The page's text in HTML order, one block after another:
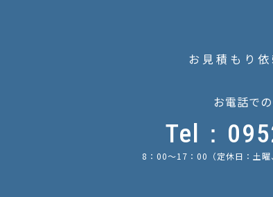
お見積もり依
お電話で
Tel：
8：00〜17：00 （定休日：土